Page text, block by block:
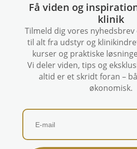
Få viden og
klinik
Tilmeld dig vores
til alt fra udstyr og
kurser og praktiske
Vi deler viden, tips og
altid er et skridt foran –
økonomisk.